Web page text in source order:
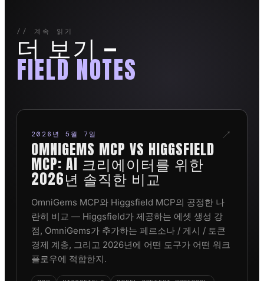
// 계속 읽기
더 보기 —
FIELD NOTES
2026년 5월 7일 ↗
OMNIGEMS MCP VS HIGGSFIELD
MCP: AI 크리에이터를 위한
2026년 솔직한 비교
OmniGems MCP와 Higgsfield MCP의 공정한 나
란히 비교 — Higgsfield가 제공하는 에셋 생성 강
점, OmniGems가 추가하는 페르소나 / 게시 / 토큰
경제 계층, 그리고 2026년에 어떤 도구가 어떤 워크
플로우에 적합한지.